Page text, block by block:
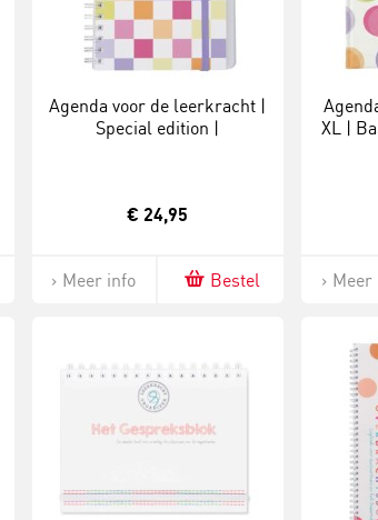
Agenda voor de leerkracht |
Special edition |
€ 24,95
Meer info Bestel
XL |
Meer